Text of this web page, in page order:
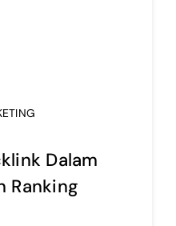
Dalam
Ranking